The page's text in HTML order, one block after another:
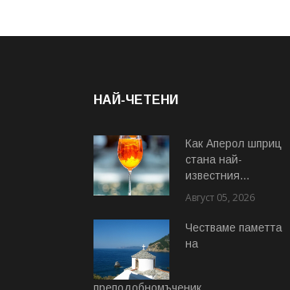
НАЙ-ЧЕТЕНИ
Как Аперол шприц
стана най-
известния...
Август 05, 2026
Честваме паметта
на
преподобномъченик...